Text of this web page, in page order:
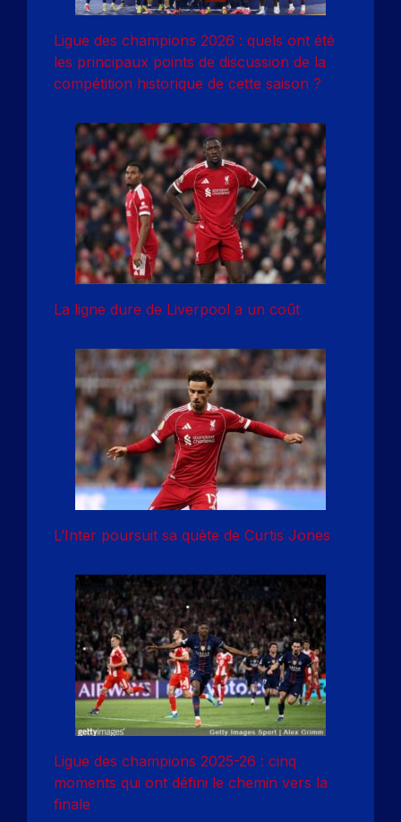
Ligue des champions 2026 : quels ont été
les principaux points de discussion de la
compétition historique de cette saison ?
La ligne dure de Liverpool a un coût
L’Inter poursuit sa quête de Curtis Jones
Ligue des champions 2025-26 : cinq
moments qui ont défini le chemin vers la
finale